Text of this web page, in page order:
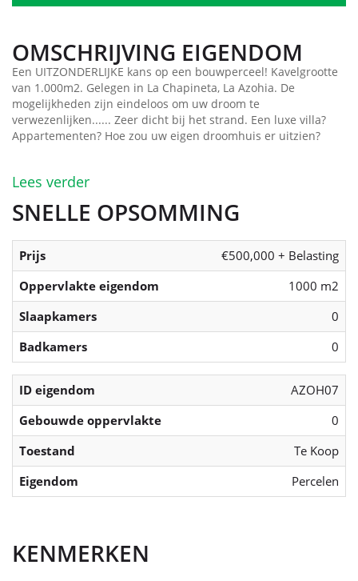
OMSCHRIJVING EIGENDOM
Een UITZONDERLIJKE kans op een bouwperceel! Kavelgrootte
van 1.000m2. Gelegen in La Chapineta, La Azohia. De
mogelijkheden zijn eindeloos om uw droom te
verwezenlijken...... Zeer dicht bij het strand. Een luxe villa?
Appartementen? Hoe zou uw eigen droomhuis er uitzien?
Lees verder
SNELLE OPSOMMING
Prijs
€500,000 + Belasting
Oppervlakte eigendom
1000 m2
Slaapkamers
0
Badkamers
0
ID eigendom
AZOH07
Gebouwde oppervlakte
0
Toestand
Te Koop
Eigendom
Percelen
KENMERKEN